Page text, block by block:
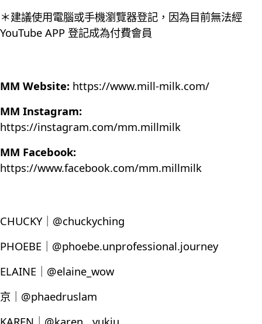
＊建議使用電腦或手機瀏覽器登記，因為目前無法經
YouTube APP 登記成為付費會員
MM Website: https://www.mill-milk.com/
MM Instagram:
https://instagram.com/mm.millmilk
MM Facebook:
https://www.facebook.com/mm.millmilk
CHUCKY｜@chuckyching
PHOEBE｜@phoebe.unprofessional.journey
ELAINE｜@elaine_wow
京｜@phaedruslam